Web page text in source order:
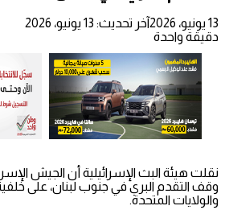
13 يونيو، 2026
آخر تحديث: 13 يونيو، 2026
دقيقة واحدة
نقلت هيئة البث الإسرائيلية أن الجيش
وقف التقدم البري في جنوب لبنان، على خلفية
والولايات المتحدة.